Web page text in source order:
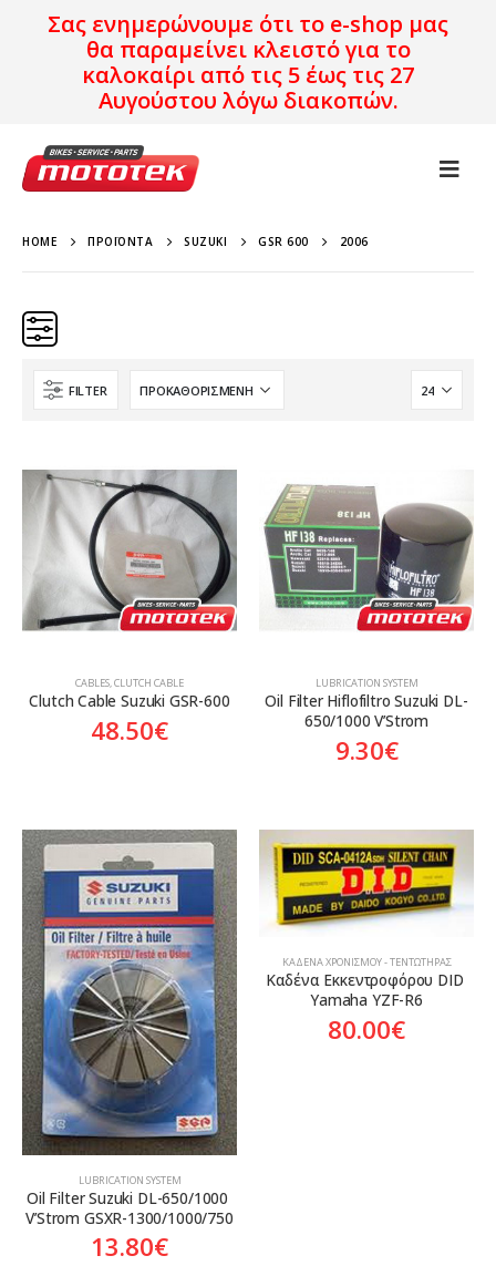
Σας ενημερώνουμε ότι το e-shop μας
θα παραμείνει κλειστό για το
καλοκαίρι από τις 5 έως τις 27
Αυγούστου λόγω διακοπών.
HOME ΠΡΟΪΌΝΤΑ SUZUKI GSR 600 2006
Κατηγορίες
Προϊόν Προέλευση
Aftermarket Aftermarket
Genuine
Γνήσιο
FILTER
CABLES,CLUTCH CABLE
Clutch Cable Suzuki GSR-600
48.50€
LUBRICATION SYSTEM
Oil Filter Hiflofiltro Suzuki DL-
650/1000 V’Strom
9.30€
LUBRICATION SYSTEM
Oil Filter Suzuki DL-650/1000
V’Strom GSXR-1300/1000/750
13.80€
ΚΑΔΈΝΑ ΧΡΟΝΙΣΜΟΎ - ΤΕΝΤΩΤΉΡΑΣ
Καδένα Εκκεντροφόρου DID
Yamaha YZF-R6
80.00€